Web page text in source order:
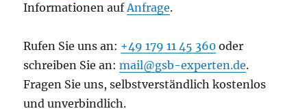
Informationen aufAnfrage.
Rufen Sie uns an: +49 179 11 45 360 oder
schreiben Sie an:mail@gsb-experten.de.
Fragen Sie uns, selbstverständlich kostenlos
und unverbindlich.